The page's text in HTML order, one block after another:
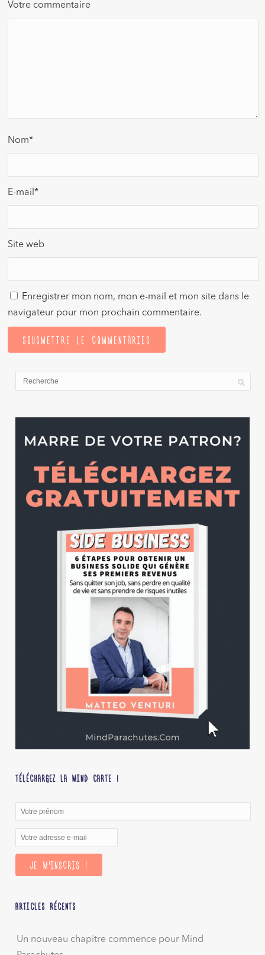
Votre commentaire
Nom*
E-mail*
Site web
Enregistrer mon nom, mon e-mail et mon site dans le
navigateur pour mon prochain commentaire.
TÉLÉCHARGEZ LA MIND CARTE !
ARTICLES RÉCENTS
Un nouveau chapitre commence pour Mind